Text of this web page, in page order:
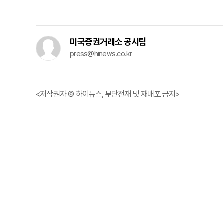
미국증권거래소 공시팀
press@hinews.co.kr
<저작권자 © 하이뉴스, 무단전재 및 재배포 금지>